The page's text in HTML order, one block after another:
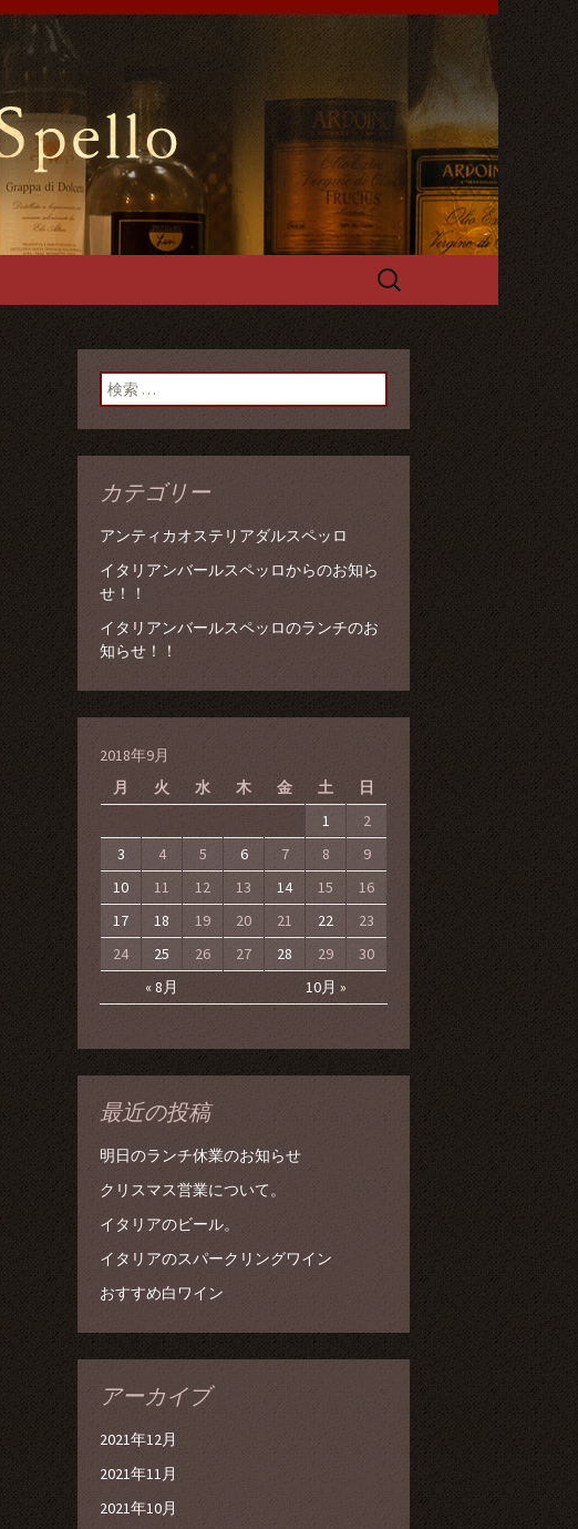
ールスペッロ
料理や手づくるパスタやフォカッチャ
用可能です。
検
検索:
カテゴリー
アンティカオステリアダルスペッロ
イタリアンバールスペッロからのお知ら
せ！！
イタリアンバールスペッロのランチのお
知らせ！！
2018年9月
月
火 水 木 金 土 日
« 8月 10月 »
1
2
3
4 5 6 7 8
9
10
11 12 13 14 15
16
17
18 19 20 21 22
23
24
25 26 27 28 29 30
最近の投稿
明日のランチ休業のお知らせ
クリスマス営業について。
イタリアのビール。
イタリアのスパークリングワイン
おすすめ白ワイン
アーカイブ
2021年12月
2021年11月
2021年10月